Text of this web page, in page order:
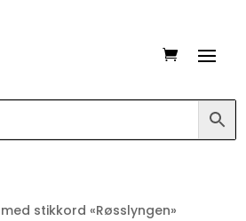
stikkord «Røsslyngen»